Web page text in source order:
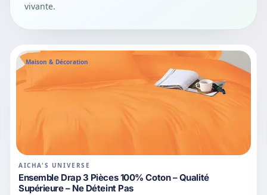
vivante.
Maison & Décoration
AICHA'S UNIVERSE
Ensemble Drap 3 Pièces 100% Coton – Qualité
Supérieure – Ne Déteint Pas